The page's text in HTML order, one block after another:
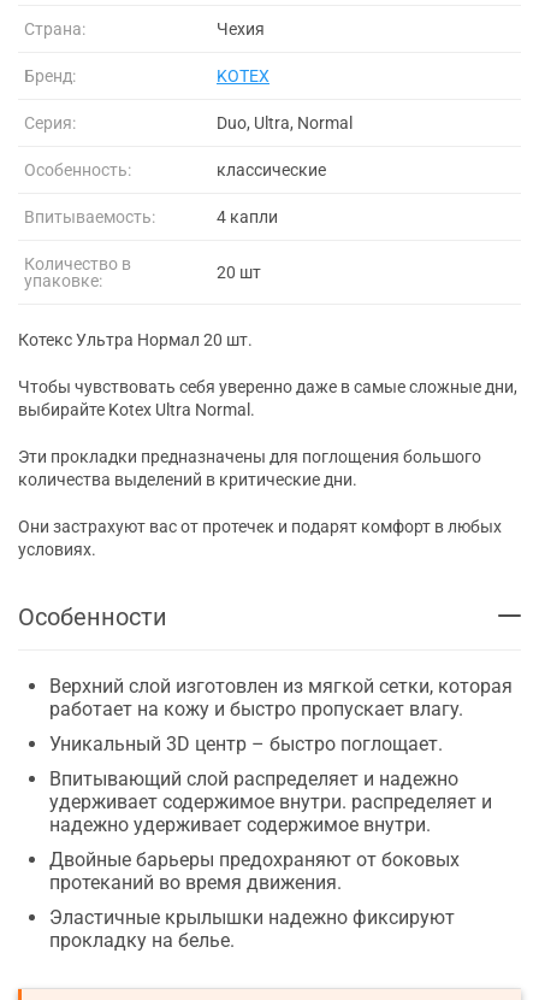
Страна: Чехия
Бренд: KOTEX
Серия: Duo, Ultra, Normal
Особенность: классические
Впитываемость: 4 капли
Количество в
упаковке:
20 шт
Котекс Ультра Нормал 20 шт.
Чтобы чувствовать себя уверенно даже в самые сложные дни,
выбирайте Kotex Ultra Normal.
Эти прокладки предназначены для поглощения большого
количества выделений в критические дни.
Они застрахуют вас от протечек и подарят комфорт в любых
условиях.
Особенности
Верхний слой изготовлен из мягкой сетки, которая
работает на кожу и быстро пропускает влагу.
Уникальный 3D центр – быстро поглощает.
Впитывающий слой распределяет и надежно
удерживает содержимое внутри. распределяет и
надежно удерживает содержимое внутри.
Двойные барьеры предохраняют от боковых
протеканий во время движения.
Эластичные крылышки надежно фиксируют
прокладку на белье.